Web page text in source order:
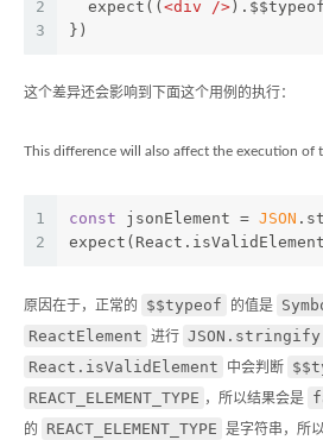
2
3
  expect((
<div />
})
这个差异还会影响到下面这个用例的执行：
This difference will also affect the execution of
1
2
const jsonElement = JSON
原因在于，正常的 $$typeof 的值是
ReactElement 进行 JSON.stringify
React.isValidElement 中会判断
REACT_ELEMENT_TYPE ，所以结果会是
的 REACT_ELEMENT_TYPE 是字符串，所